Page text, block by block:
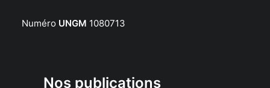
Numéro UNGM 1080713
Nos publications